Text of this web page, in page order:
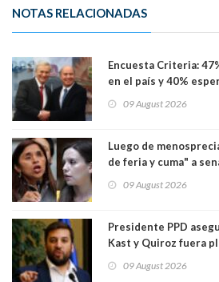
NOTAS RELACIONADAS
Encuesta Criteria:
en el país y 40%
09 August 2026
Luego de
de feria y cuma" a
09 August 2026
Presidente PPD
Kast y Quiroz fuera
a favor de la
09 August 2026